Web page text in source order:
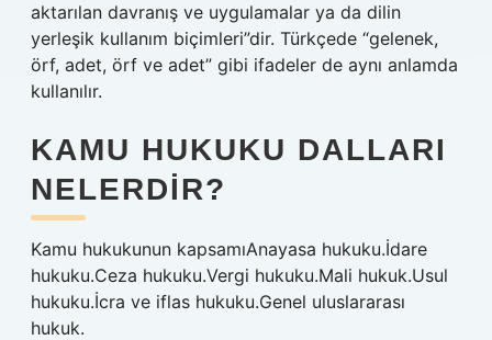
aktarılan davranış ve uygulamalar ya da dilin
yerleşik kullanım biçimleri”dir. Türkçede “gelenek,
örf, adet, örf ve adet” gibi ifadeler de aynı anlamda
kullanılır.
KAMU HUKUKU DALLARI
NELERDIR?
Kamu hukukunun kapsamıAnayasa hukuku.İdare
hukuku.Ceza hukuku.Vergi hukuku.Mali hukuk.Usul
hukuku.İcra ve iflas hukuku.Genel uluslararası
hukuk.